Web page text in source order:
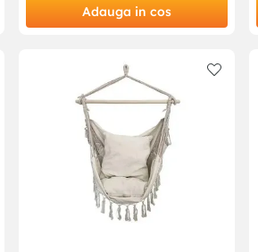
Adauga in cos